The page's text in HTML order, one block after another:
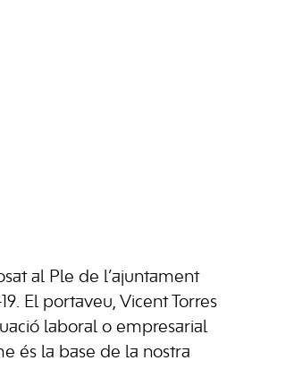
al Ple de l’ajuntament
El portaveu, Vicent Torres
laboral o empresarial
és la base de la nostra